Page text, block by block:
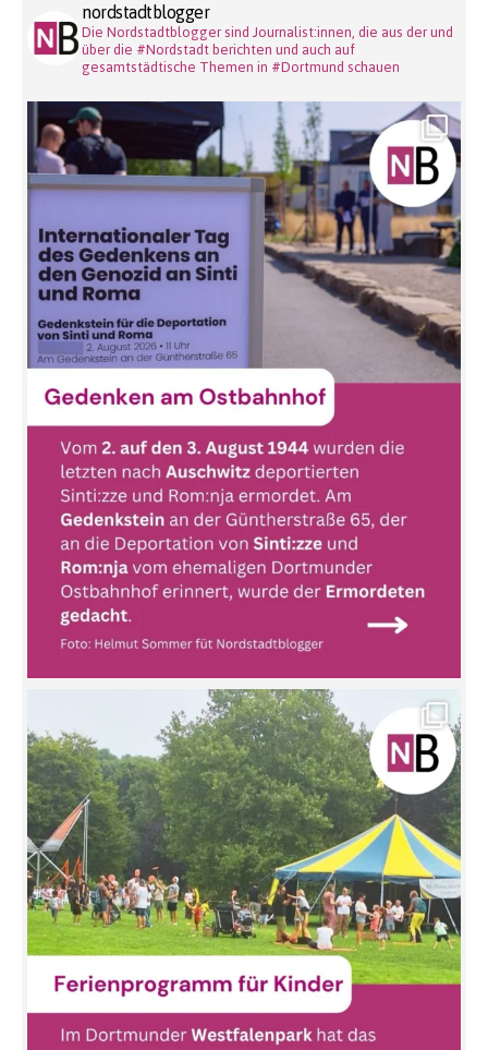
nordstadtblogger
Die Nordstadtblogger sind Journalist:innen, die aus der und
über die #Nordstadt berichten und auch auf
gesamtstädtische Themen in #Dortmund schauen